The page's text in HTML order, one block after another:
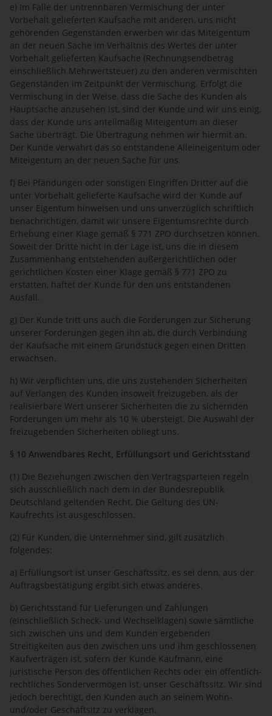
e) Im Falle der untrennbaren Vermischung der unter
Vorbehalt gelieferten Kaufsache mit anderen, uns nicht
gehörenden Gegenständen erwerben wir das Miteigentum
an der neuen Sache im Verhältnis des Wertes der unter
Vorbehalt gelieferten Kaufsache (Rechnungsendbetrag
einschließlich Mehrwertsteuer) zu den anderen vermischten
Gegenständen im Zeitpunkt der Vermischung. Erfolgt die
Vermischung in der Weise, dass die Sache des Kunden als
Hauptsache anzusehen ist, sind der Kunde und wir uns einig,
dass der Kunde uns anteilmäßig Miteigentum an dieser
Sache überträgt. Die Übertragung nehmen wir hiermit an.
Der Kunde verwahrt das so entstandene Alleineigentum oder
Miteigentum an der neuen Sache für uns.
f) Bei Pfändungen oder sonstigen Eingriffen Dritter auf die
unter Vorbehalt gelieferte Kaufsache wird der Kunde auf
unser Eigentum hinweisen und uns unverzüglich schriftlich
benachrichtigen, damit wir unsere Eigentumsrechte durch
Erhebung einer Klage gemäß § 771 ZPO durchsetzen können.
Soweit der Dritte nicht in der Lage ist, uns die in diesem
Zusammenhang entstehenden außergerichtlichen oder
gerichtlichen Kosten einer Klage gemäß § 771 ZPO zu
erstatten, haftet der Kunde für den uns entstandenen
Ausfall.
g) Der Kunde tritt uns auch die Forderungen zur Sicherung
unserer Forderungen gegen ihn ab, die durch Verbindung
der Kaufsache mit einem Grundstück gegen einen Dritten
erwachsen.
h) Wir verpflichten uns, die uns zustehenden Sicherheiten
auf Verlangen des Kunden insoweit freizugeben, als der
realisierbare Wert unserer Sicherheiten die zu sichernden
Forderungen um mehr als 10 % übersteigt. Die Auswahl der
freizugebenden Sicherheiten obliegt uns.
§ 10 Anwendbares Recht, Erfüllungsort und Gerichtsstand
(1) Die Beziehungen zwischen den Vertragsparteien regeln
sich ausschließlich nach dem in der Bundesrepublik
Deutschland geltenden Recht. Die Geltung des UN-
Kaufrechts ist ausgeschlossen.
(2) Für Kunden, die Unternehmer sind, gilt zusätzlich
folgendes:
a) Erfüllungsort ist unser Geschäftssitz, es sei denn, aus der
Auftragsbestätigung ergibt sich etwas anderes.
b) Gerichtsstand für Lieferungen und Zahlungen
(einschließlich Scheck- und Wechselklagen) sowie sämtliche
sich zwischen uns und dem Kunden ergebenden
Streitigkeiten aus den zwischen uns und ihm geschlossenen
Kaufverträgen ist, sofern der Kunde Kaufmann, eine
juristische Person des öffentlichen Rechts oder ein öffentlich-
rechtliches Sondervermögen ist, unser Geschäftssitz. Wir sind
jedoch berechtigt, den Kunden auch an seinem Wohn-
und/oder Geschäftsitz zu verklagen.